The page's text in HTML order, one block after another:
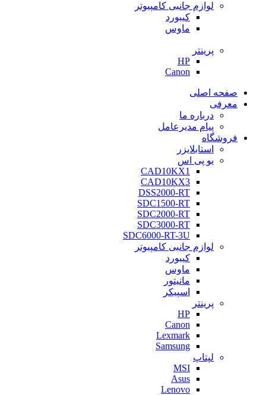
لوازم جانبی کامپیوتر
کیبورد
ماوس
پرینتر
HP
Canon
صفحه اصلی
معرفی
درباره ما
پیام مدیرعامل
فروشگاه
استابلایزر
یو پی اس
CAD10KX1
CAD10KX3
DSS2000-RT
SDC1500-RT
SDC2000-RT
SDC3000-RT
SDC6000-RT-3U
لوازم جانبی کامپیوتر
کیبورد
ماوس
مانیتور
اسپیکر
پرینتر
HP
Canon
Lexmark
Samsung
لپتاپ
MSI
Asus
Lenovo